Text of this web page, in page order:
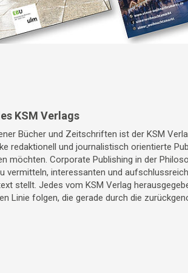
KSM Verlags
Bücher und Zeitschriften ist der KSM
redaktionell und journalistisch orientierte
möchten. Corporate Publishing in der
vermitteln, interessanten und
stellt. Jedes vom KSM Verlag
Linie folgen, die gerade durch die